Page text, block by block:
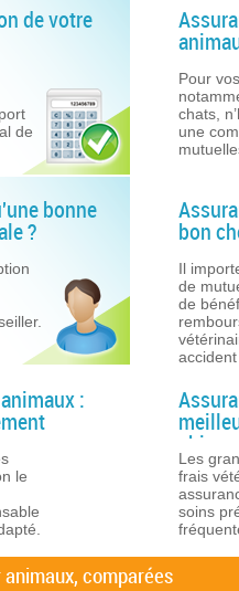
de votre
de
Pour
chats,
une
bonne
? bon
Il
de
de
:
le
chiens
Les
frais
soins
comparées